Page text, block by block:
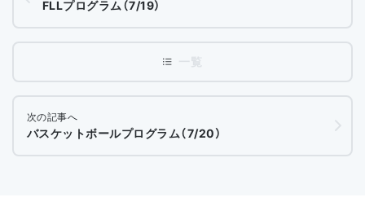
FLLプログラム（7/19）
次の記事へ
バスケットボールプログラム（7/20）